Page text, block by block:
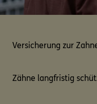
Versicherung zur
Zähne langfristig